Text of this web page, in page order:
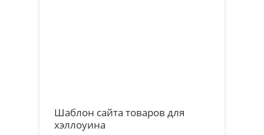
Шаблон сайта товаров для
хэллоуина